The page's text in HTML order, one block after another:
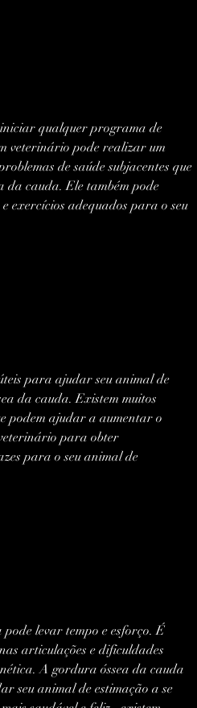
qualquer programa de
veterinário pode realizar um
de saúde subjacentes que
da cauda. Ele também pode
exercícios adequados para o seu
para ajudar seu animal de
da cauda. Existem muitos
podem ajudar a aumentar o
para obter
para o seu animal de
levar tempo e esforço. É
articulações e dificuldades
A gordura óssea da cauda
seu animal de estimação a se